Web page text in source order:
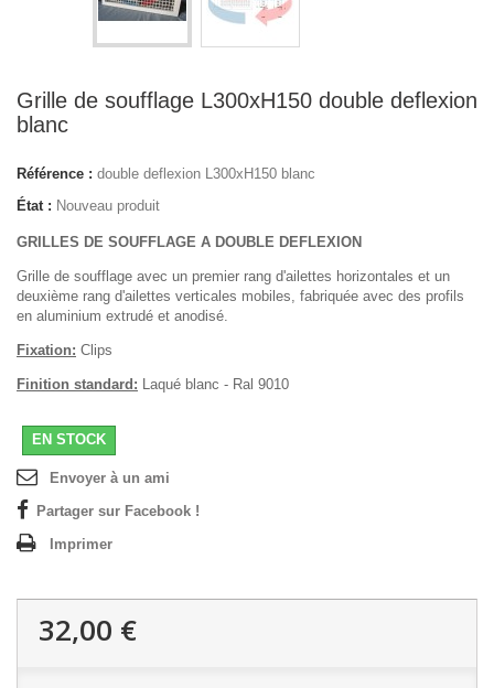
Grille de soufflage L300xH150 double deflexion
blanc
Référence : double deflexion L300xH150 blanc
État : Nouveau produit
GRILLES DE SOUFFLAGE A DOUBLE DEFLEXION
Grille de soufflage avec un premier rang d'ailettes horizontales et un
deuxième rang d'ailettes verticales mobiles, fabriquée avec des profils
en aluminium extrudé et anodisé.
Fixation: Clips
Finition standard: Laqué blanc - Ral 9010
EN STOCK
Envoyer à un ami
Partager sur Facebook !
Imprimer
32,00 €